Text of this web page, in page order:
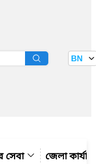
BN
সেবা জেলা